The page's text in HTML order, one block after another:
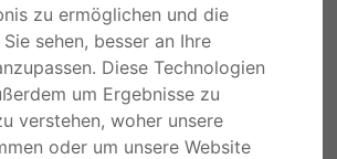
zu ermöglichen und die
sehen, besser an Ihre
Diese Technologien
um Ergebnisse zu
verstehen, woher unsere
oder um unsere Website